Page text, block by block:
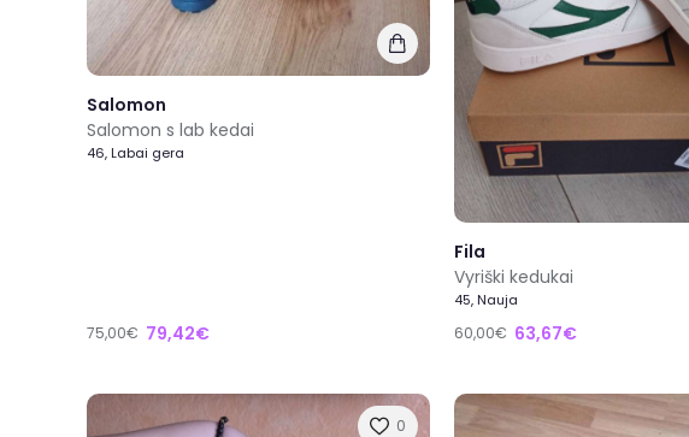
Salomon
Salomon s lab kedai
46, Labai gera
75,00€ 79,42€
Fila
Vyriški kedukai
45, Nauja
60,00€ 63,67€
0